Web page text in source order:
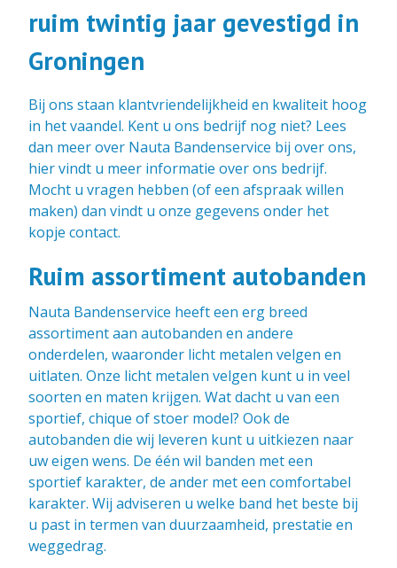
ruim twintig jaar gevestigd in
Groningen
Bij ons staan klantvriendelijkheid en kwaliteit hoog
in het vaandel. Kent u ons bedrijf nog niet? Lees
dan meer over Nauta Bandenservice bij over ons,
hier vindt u meer informatie over ons bedrijf.
Mocht u vragen hebben (of een afspraak willen
maken) dan vindt u onze gegevens onder het
kopje contact.
Ruim assortiment autobanden
Nauta Bandenservice heeft een erg breed
assortiment aan autobanden en andere
onderdelen, waaronder licht metalen velgen en
uitlaten. Onze licht metalen velgen kunt u in veel
soorten en maten krijgen. Wat dacht u van een
sportief, chique of stoer model? Ook de
autobanden die wij leveren kunt u uitkiezen naar
uw eigen wens. De één wil banden met een
sportief karakter, de ander met een comfortabel
karakter. Wij adviseren u welke band het beste bij
u past in termen van duurzaamheid, prestatie en
weggedrag.